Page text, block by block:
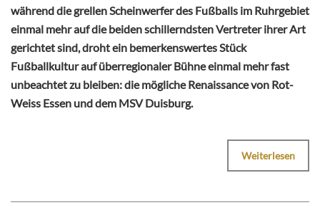
während die grellen Scheinwerfer des Fußballs im Ruhrgebiet
einmal mehr auf die beiden schillerndsten Vertreter ihrer Art
gerichtet sind, droht ein bemerkenswertes Stück
Fußballkultur auf überregionaler Bühne einmal mehr fast
unbeachtet zu bleiben: die mögliche Renaissance von Rot-
Weiss Essen und dem MSV Duisburg.
Weiterlesen